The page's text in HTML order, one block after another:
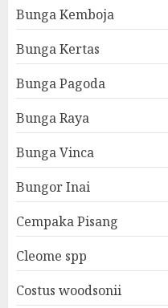
Bunga Kemboja
Bunga Kertas
Bunga Pagoda
Bunga Raya
Bunga Vinca
Bungor Inai
Cempaka Pisang
Cleome spp
Costus woodsonii